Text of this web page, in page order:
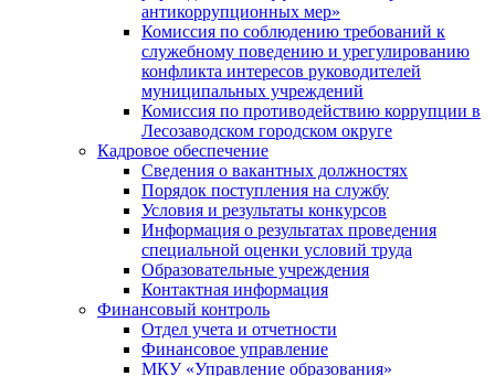
антикоррупционных мер»
Комиссия по соблюдению требований к
служебному поведению и урегулированию
конфликта интересов руководителей
муниципальных учреждений
Комиссия по противодействию коррупции в
Лесозаводском городском округе
Кадровое обеспечение
Сведения о вакантных должностях
Порядок поступления на службу
Условия и результаты конкурсов
Информация о результатах проведения
специальной оценки условий труда
Образовательные учреждения
Контактная информация
Финансовый контроль
Отдел учета и отчетности
Финансовое управление
МКУ «Управление образования»